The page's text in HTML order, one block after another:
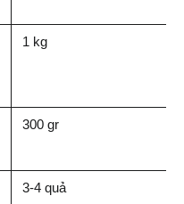
1 kg
300 gr
3-4 quả